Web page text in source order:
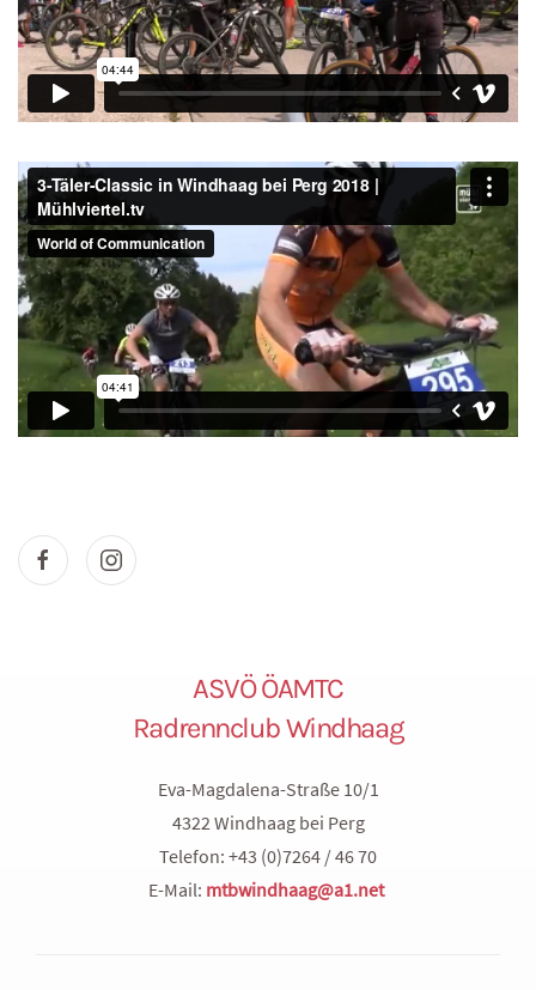
ASVÖ ÖAMTC
Radrennclub Windhaag
Eva-Magdalena-Straße 10/1
4322 Windhaag bei Perg
Telefon: +43 (0)7264 / 46 70
E-Mail: mtbwindhaag@a1.net